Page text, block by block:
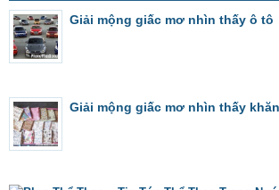
Giải mộng giấc mơ nhìn thấy ô tô
Giải mộng giấc mơ nhìn thấy